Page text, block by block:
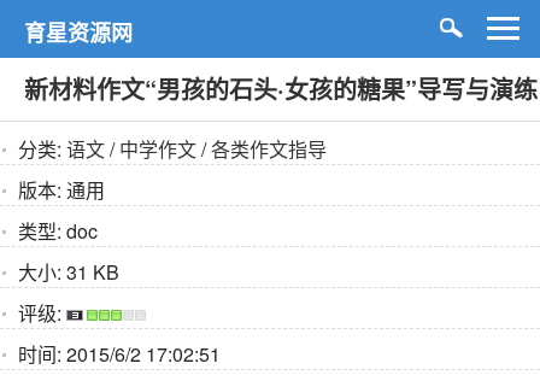
育星资源网
新材料作文“男孩的石头·女孩的糖果”导写与演练
分类: 语文/中学作文/各类作文指导
版本: 通用
类型: doc
大小: 31 KB
评级:
时间: 2015/6/2 17:02:51